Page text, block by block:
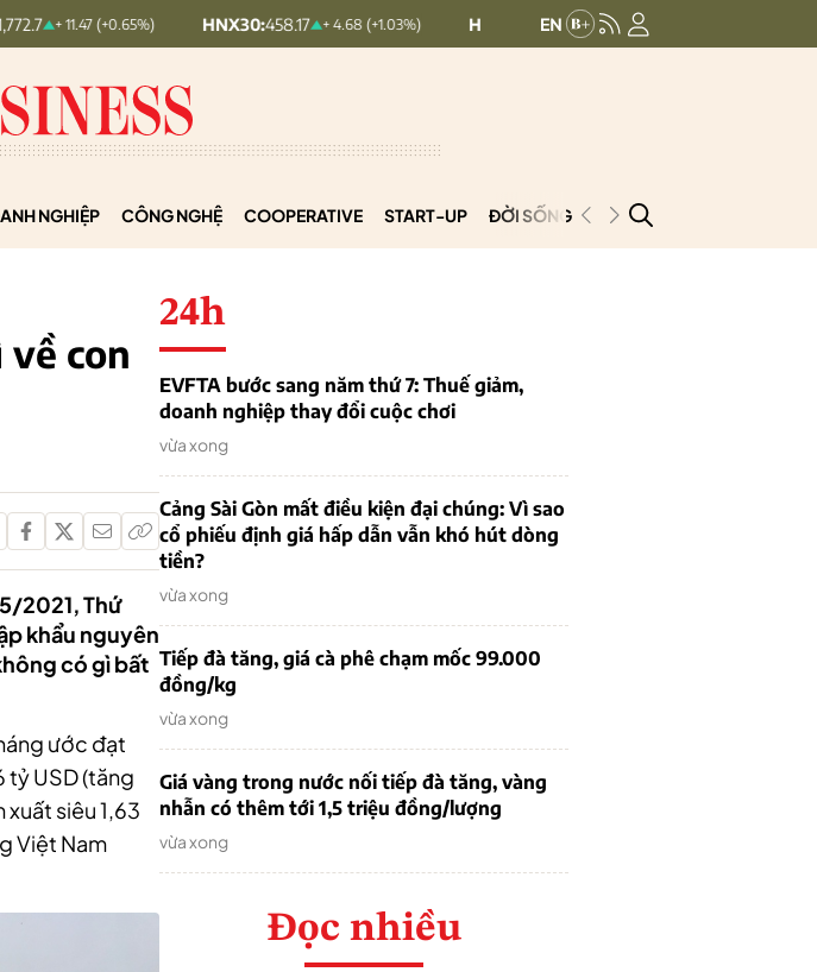
+ 11.47 (+0.65%) HNX30: 458.17 + 4.68 (+1.03%) HNXINDEX:292.62 0.57 (0.19%)
NGHIỆP CÔNG NGHỆ COOPERATIVE START-UP ĐỜI SỐNG PODCAST
con
2021, Thứ
khẩu nguyên
có gì bất
ước đạt
tỷ USD (tăng
siêu 1,63
Việt Nam
24h
EVFTA bước sang năm thứ 7: Thuế giảm,
doanh nghiệp thay đổi cuộc chơi
vừa xong
Cảng Sài Gòn mất điều kiện đại chúng: Vì sao
cổ phiếu định giá hấp dẫn vẫn khó hút dòng
tiền?
vừa xong
Tiếp đà tăng, giá cà phê chạm mốc 99.000
đồng/kg
vừa xong
Giá vàng trong nước nối tiếp đà tăng, vàng
nhẫn có thêm tới 1,5 triệu đồng/lượng
vừa xong
Đọc nhiều